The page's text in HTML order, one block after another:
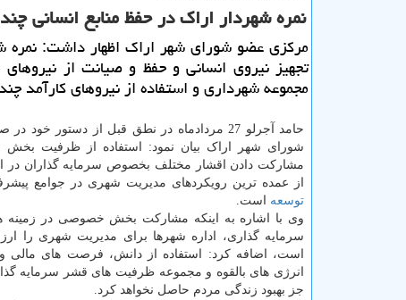
نمره شهردار اراك در حفظ منابع انسانی
مركزی عضو شورای شهر اراك اظهار داشت: نمره
تجهیز نیروی انسانی و حفظ و صیانت از
مجموعه شهرداری و استفاده از نیروهای كارآمد
حامد آجرلو 27 مردادماه در نطق قبل از دستور
شورای شهر اراک بیان نمود: استفاده از ظرفیت
مشارکت دادن اقشار مختلف بخصوص سرمایه گذاران در
از عمده ترین رویکردهای مدیریت شهری در جوامع
توسعه است.
وی با اشاره به اینکه مشارکت بخش خصوصی در زمینه
سرمایه گذاری، اداره شهرها برای مدیریت شهری را
است، اضافه کرد: استفاده از دانش، فرصت های مالی
انرژی های بالقوه و مجموعه ظرفیت های قشر سرمایه
جز بهبود زندگی مردم حاصل نخواهد کرد.